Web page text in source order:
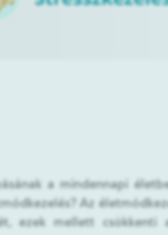
a mindennapi
Az
ezek mellett